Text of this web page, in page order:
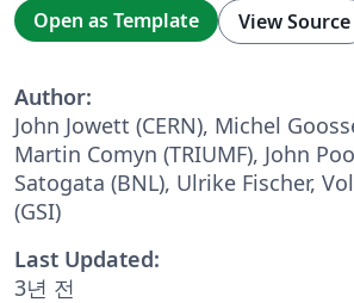
Open as Template View Source
Author:
John Jowett (CERN), Michel
Martin Comyn (TRIUMF), John
Satogata (BNL), Ulrike Fischer,
(GSI)
Last Updated:
3년 전